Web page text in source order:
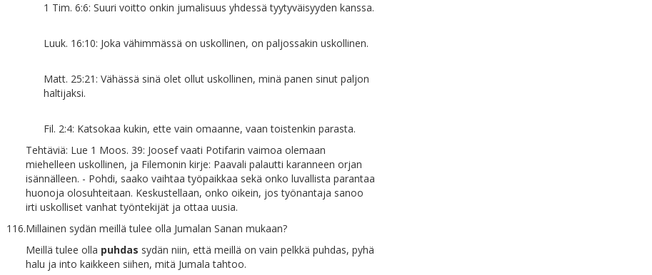
1 Tim. 6:6: Suuri voitto onkin jumalisuus yhdessä tyytyväisyyden kanssa.
Luuk. 16:10: Joka vähimmässä on uskollinen, on paljossakin uskollinen.
Matt. 25:21: Vähässä sinä olet ollut uskollinen, minä panen sinut paljon
haltijaksi.
Fil. 2:4: Katsokaa kukin, ette vain omaanne, vaan toistenkin parasta.
Tehtäviä: Lue 1 Moos. 39: Joosef vaati Potifarin vaimoa olemaan
miehelleen uskollinen, ja Filemonin kirje: Paavali palautti karanneen orjan
isännälleen. - Pohdi, saako vaihtaa työpaikkaa sekä onko luvallista parantaa
huonoja olosuhteitaan. Keskustellaan, onko oikein, jos työnantaja sanoo
irti uskolliset vanhat työntekijät ja ottaa uusia.
116.Millainen sydän meillä tulee olla Jumalan Sanan mukaan?
Meillä tulee olla puhdas sydän niin, että meillä on vain pelkkä puhdas, pyhä
halu ja into kaikkeen siihen, mitä Jumala tahtoo.